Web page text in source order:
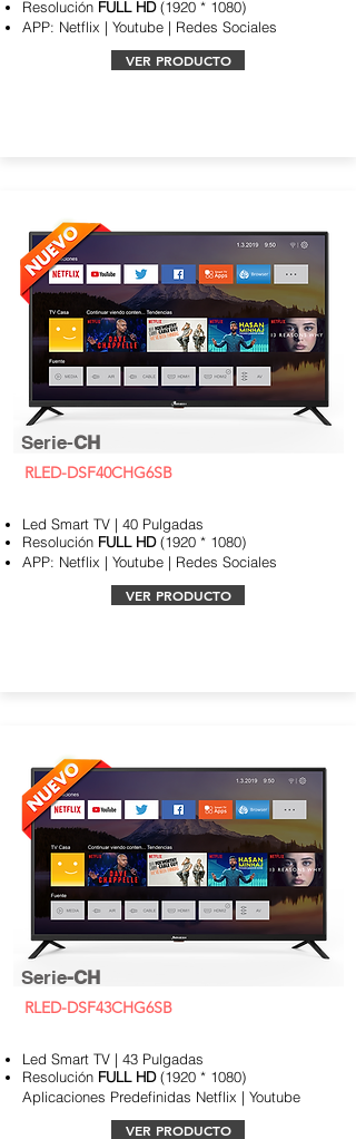
Resolución FULL HD(1920 * 1080)
APP: Netflix | Youtube | Redes Sociales
VER PRODUCTO
Serie-CH
RLED-DSF40CHG6SB
Led Smart TV | 40 Pulgadas
Resolución FULL HD(1920 * 1080)
APP: Netflix | Youtube | Redes Sociales
VER PRODUCTO
Serie-CH
RLED-DSF43CHG6SB
Led Smart TV | 43 Pulgadas
Resolución FULL HD(1920 * 1080)
Aplicaciones Predefinidas Netflix | Youtube
VER PRODUCTO